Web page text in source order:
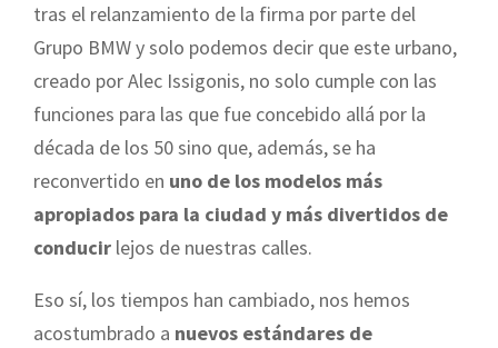
tras el relanzamiento de la firma por parte del
Grupo BMW y solo podemos decir que este urbano,
creado por Alec Issigonis, no solo cumple con las
funciones para las que fue concebido allá por la
década de los 50 sino que, además, se ha
reconvertido en uno de los modelos más
apropiados para la ciudad y más divertidos de
conducir lejos de nuestras calles.
Eso sí, los tiempos han cambiado, nos hemos
acostumbrado a nuevos estándares de